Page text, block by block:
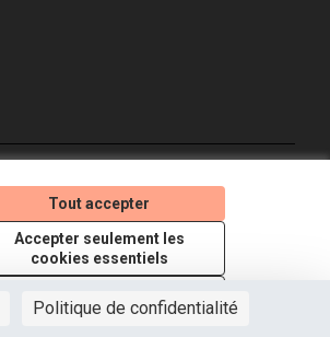
Politique de confidentialité
Tout accepter
Accepter seulement les
cookies essentiels
(Lien externe)
(Lien externe)
(Lien externe)
Licence Creative
(Lien externe)